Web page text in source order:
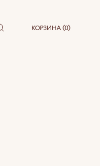
КОРЗИНА (0)